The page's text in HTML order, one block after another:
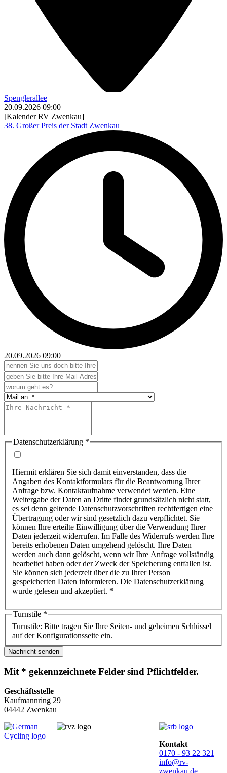
Spenglerallee
20.09.2026 09:00
[Kalender RV Zwenkau]
38. Großer Preis der Stadt Zwenkau
20.09.2026 09:00
Datenschutzerklärung *
Hiermit erklären Sie sich damit einverstanden, dass die
Angaben des Kontaktformulars für die Beantwortung Ihrer
Anfrage bzw. Kontaktaufnahme verwendet werden. Eine
Weitergabe der Daten an Dritte findet grundsätzlich nicht statt,
es sei denn geltende Datenschutzvorschriften rechtfertigen eine
Übertragung oder wir sind gesetzlich dazu verpflichtet. Sie
können Ihre erteilte Einwilligung über die Verwendung Ihrer
Daten jederzeit widerrufen. Im Falle des Widerrufs werden Ihre
bereits erhobenen Daten umgehend gelöscht. Ihre Daten
werden auch dann gelöscht, wenn wir Ihre Anfrage vollständig
bearbeitet haben oder der Zweck der Speicherung entfallen ist.
Sie können sich jederzeit über die zu Ihrer Person
gespeicherten Daten informieren. Die Datenschutzerklärung
wurde gelesen und akzeptiert. *
Turnstile *
Turnstile: Bitte tragen Sie Ihre Seiten- und geheimen Schlüssel
auf der Konfigurationsseite ein.
Nachricht senden
Mit * gekennzeichnete Felder sind Pflichtfelder.
Geschäftsstelle
Kaufmannring 29
04442 Zwenkau
Kontakt
0170 - 93 22 321
info@rv-
zwenkau.de